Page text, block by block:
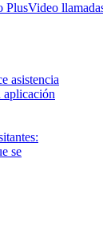
PlusVideo
asistencia
aplicación
se